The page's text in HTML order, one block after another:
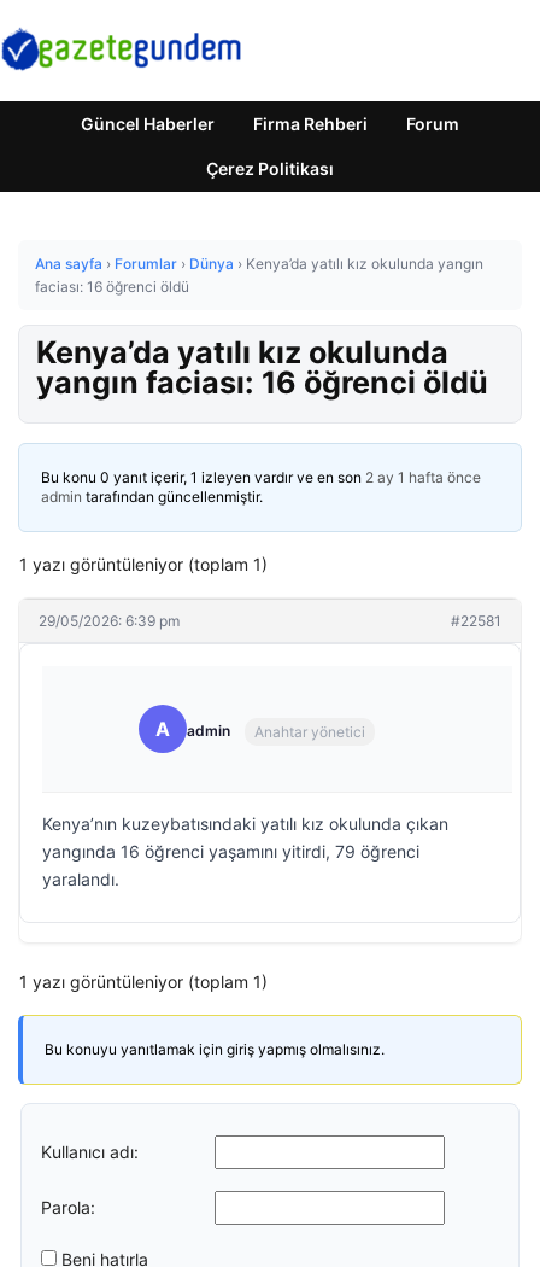
Güncel Haberler Firma Rehberi Forum
Çerez Politikası
Ana sayfa › Forumlar › Dünya › Kenya’da yatılı kız okulunda yangın
faciası: 16 öğrenci öldü
Kenya’da yatılı kız okulunda
yangın faciası: 16 öğrenci öldü
Bu konu 0 yanıt içerir, 1 izleyen vardır ve en son 2 ay 1 hafta önce
admin tarafından güncellenmiştir.
1 yazı görüntüleniyor (toplam 1)
29/05/2026: 6:39 pm #22581
A admin Anahtar yönetici
Kenya’nın kuzeybatısındaki yatılı kız okulunda çıkan
yangında 16 öğrenci yaşamını yitirdi, 79 öğrenci
yaralandı.
1 yazı görüntüleniyor (toplam 1)
Bu konuyu yanıtlamak için giriş yapmış olmalısınız.
Kullanıcı adı:
Parola:
Beni hatırla